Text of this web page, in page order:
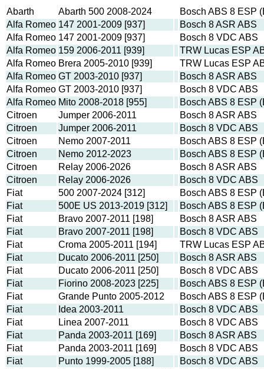
Abarth Abarth 500 2008-2024
Bosch ABS 8 ESP
Alfa Romeo 147 2001-2009 [937]
Bosch 8 ASR ABS
Alfa Romeo 147 2001-2009 [937]
Bosch 8 VDC ABS
Alfa Romeo 159 2006-2011 [939]
TRW Lucas ESP
Alfa Romeo Brera 2005-2010 [939]
TRW Lucas ESP
Alfa Romeo GT 2003-2010 [937]
Bosch 8 ASR ABS
Alfa Romeo GT 2003-2010 [937]
Bosch 8 VDC ABS
Alfa Romeo Mito 2008-2018 [955]
Bosch ABS 8 ESP
Citroen
Jumper 2006-2011
Bosch 8 ASR ABS
Citroen
Jumper 2006-2011
Bosch 8 VDC ABS
Citroen
Nemo 2007-2011
Bosch ABS 8 ESP
Citroen
Nemo 2012-2023
Bosch ABS 8 ESP
Citroen
Relay 2006-2026
Bosch 8 ASR ABS
Citroen
Relay 2006-2026
Bosch 8 VDC ABS
Fiat
500 2007-2024 [312]
Bosch ABS 8 ESP
Fiat
500E US 2013-2019 [312]
Bosch ABS 8 ESP
Fiat
Bravo 2007-2011 [198]
Bosch 8 ASR ABS
Fiat
Bravo 2007-2011 [198]
Bosch 8 VDC ABS
Fiat
Croma 2005-2011 [194]
TRW Lucas ESP
Fiat
Ducato 2006-2011 [250]
Bosch 8 ASR ABS
Fiat
Ducato 2006-2011 [250]
Bosch 8 VDC ABS
Fiat
Fiorino 2008-2023 [225]
Bosch ABS 8 ESP
Fiat
Grande Punto 2005-2012
Bosch ABS 8 ESP
Fiat
Idea 2003-2011
Bosch 8 VDC ABS
Fiat
Linea 2007-2011
Bosch 8 VDC ABS
Fiat
Panda 2003-2011 [169]
Bosch 8 ASR ABS
Fiat
Panda 2003-2011 [169]
Bosch 8 VDC ABS
Fiat
Punto 1999-2005 [188]
Bosch 8 VDC ABS